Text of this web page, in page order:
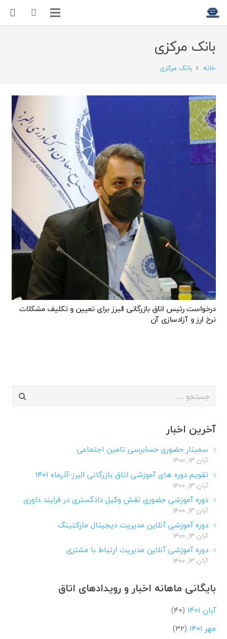
بانک مرکزی
خانه بانک مرکزی
درخواست رئیس اتاق بازرگانی البرز برای تعیین و تکلیف مشکلات
نرخ ارز و آزادسازی آن
جستجو
آخرین اخبار
سمینار حضوری حسابرسی تامین اجتماعی
آبان ۱۳, ۱۴۰۰
تقویم دوره های آموزشی اتاق بازرگانی البرز-آذرماه ۱۴۰۱
آبان ۱۳, ۱۴۰۰
دوره آموزشی حضوری نقش وکیل دادگستری در فرایند داوری
آبان ۱۳, ۱۴۰۰
دوره آموزشی آنلاین مدیریت دیجیتال مارکتینگ
آبان ۱۳, ۱۴۰۰
دوره آموزشی آنلاین مدیریت ارتباط با مشتری
آبان ۱۳, ۱۴۰۰
بایگانی ماهانه اخبار و رویدادهای اتاق
آبان ۱۴۰۱
(۴۰)
مهر ۱۴۰۱
(۳۲)